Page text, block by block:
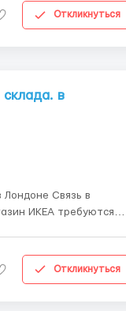
Откликнуться
в
Лондоне Связь в
ИКЕА требуются
Откликнуться